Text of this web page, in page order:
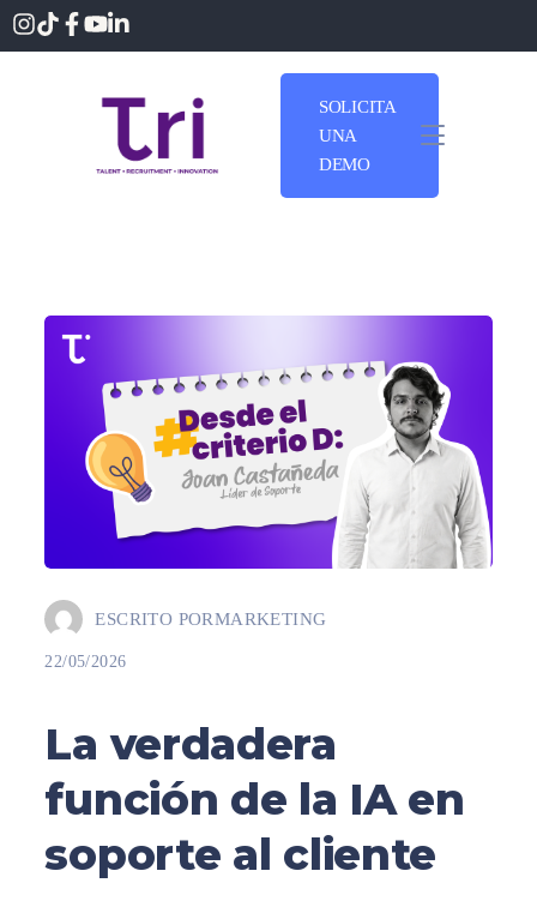
SOLICITA
UNA
DEMO
ESCRITO PORMARKETING
22/05/2026
La verdadera
función de la IA en
soporte al cliente